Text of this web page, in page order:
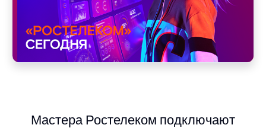
Мастера Ростелеком подключают